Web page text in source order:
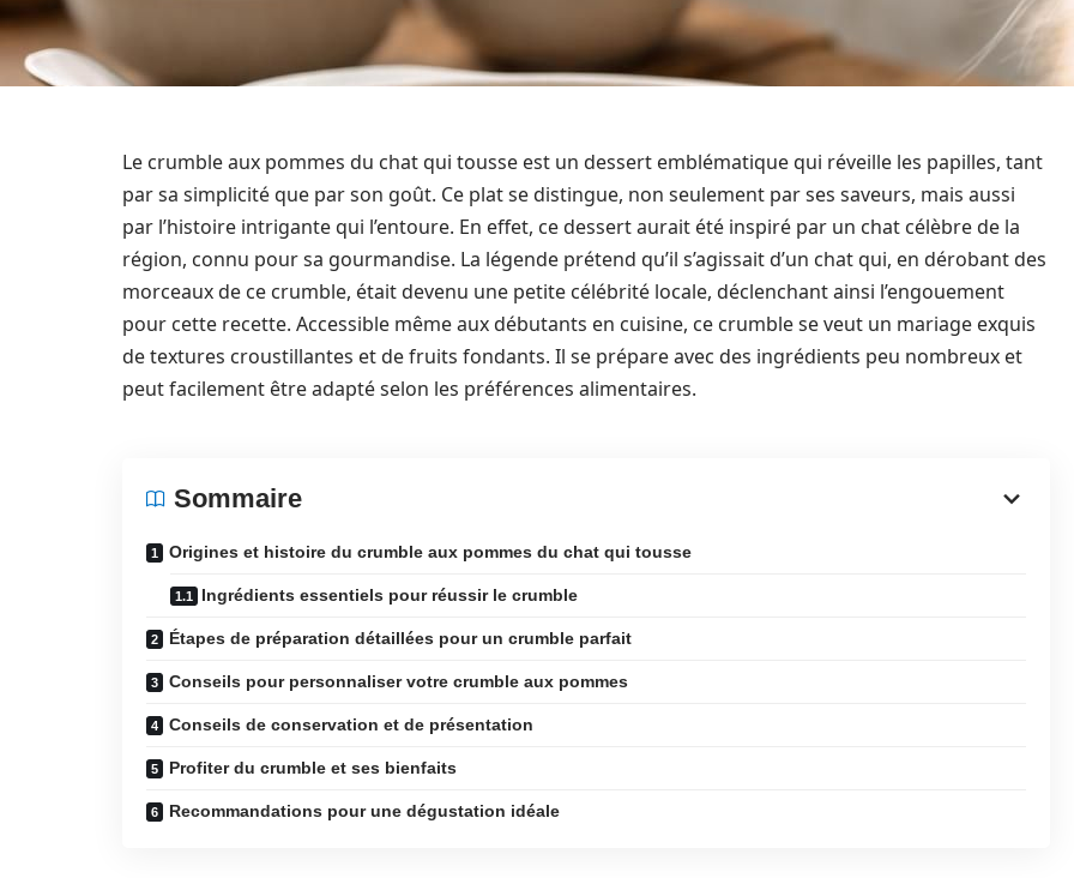
Le crumble aux pommes du chat qui tousse est un dessert emblématique qui réveille les papilles, tant
par sa simplicité que par son goût. Ce plat se distingue, non seulement par ses saveurs, mais aussi
par l’histoire intrigante qui l’entoure. En effet, ce dessert aurait été inspiré par un chat célèbre de la
région, connu pour sa gourmandise. La légende prétend qu’il s’agissait d’un chat qui, en dérobant des
morceaux de ce crumble, était devenu une petite célébrité locale, déclenchant ainsi l’engouement
pour cette recette. Accessible même aux débutants en cuisine, ce crumble se veut un mariage exquis
de textures croustillantes et de fruits fondants. Il se prépare avec des ingrédients peu nombreux et
peut facilement être adapté selon les préférences alimentaires.
Sommaire
Origines et histoire du crumble aux pommes du chat qui tousse
Ingrédients essentiels pour réussir le crumble
Étapes de préparation détaillées pour un crumble parfait
Conseils pour personnaliser votre crumble aux pommes
Conseils de conservation et de présentation
Profiter du crumble et ses bienfaits
Recommandations pour une dégustation idéale